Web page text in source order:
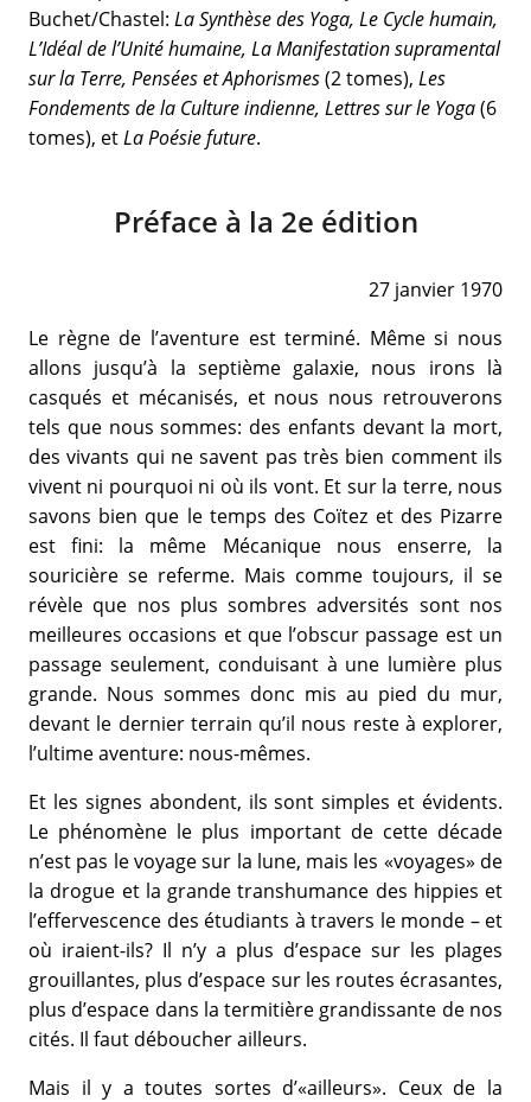
Buchet/Chastel: La Synthèse des Yoga, Le Cycle humain,
L’Idéal de l’Unité humaine, La Manifestation supramental
sur la Terre, Pensées et Aphorismes(2 tomes), Les
Fondements de la Culture indienne, Lettres sur le Yoga(6
tomes), etLa Poésie future.
Préface à la 2e édition
27 janvier 1970
Le règne de l’aventure est terminé. Même si nous
allons jusqu’à la septième galaxie, nous irons là
casqués et mécanisés, et nous nous retrouverons
tels que nous sommes: des enfants devant la mort,
des vivants qui ne savent pas très bien comment ils
vivent ni pourquoi ni où ils vont. Et sur la terre, nous
savons bien que le temps des Coïtez et des Pizarre
est fini: la même Mécanique nous enserre, la
souricière se referme. Mais comme toujours, il se
révèle que nos plus sombres adversités sont nos
meilleures occasions et que l’obscur passage est un
passage seulement, conduisant à une lumière plus
grande. Nous sommes donc mis au pied du mur,
devant le dernier terrain qu’il nous reste à explorer,
l’ultime aventure: nous-mêmes.
Et les signes abondent, ils sont simples et évidents.
Le phénomène le plus important de cette décade
n’est pas le voyage sur la lune, mais les «voyages» de
la drogue et la grande transhumance des hippies et
l’effervescence des étudiants à travers le monde – et
où iraient-ils? Il n’y a plus d’espace sur les plages
grouillantes, plus d’espace sur les routes écrasantes,
plus d’espace dans la termitière grandissante de nos
cités. Il faut déboucher ailleurs.
Mais il y a toutes sortes d’«ailleurs». Ceux de la